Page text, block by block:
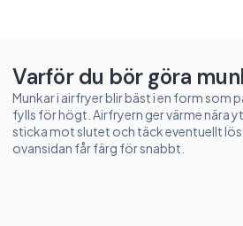
Varför du bör göra
Munkar i airfryer blir bäst i en form som
fylls för högt. Airfryern ger värme nära
sticka mot slutet och täck eventuellt
ovansidan får färg för snabbt.